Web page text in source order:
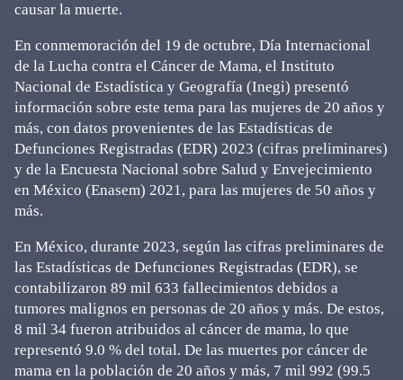
causar la muerte.
En conmemoración del 19 de octubre, Día Internacional
de la Lucha contra el Cáncer de Mama, el Instituto
Nacional de Estadística y Geografía (Inegi) presentó
información sobre este tema para las mujeres de 20 años y
más, con datos provenientes de las Estadísticas de
Defunciones Registradas (EDR) 2023 (cifras preliminares)
y de la Encuesta Nacional sobre Salud y Envejecimiento
en México (Enasem) 2021, para las mujeres de 50 años y
más.
En México, durante 2023, según las cifras preliminares de
las Estadísticas de Defunciones Registradas (EDR), se
contabilizaron 89 mil 633 fallecimientos debidos a
tumores malignos en personas de 20 años y más. De estos,
8 mil 34 fueron atribuidos al cáncer de mama, lo que
representó 9.0 % del total. De las muertes por cáncer de
mama en la población de 20 años y más, 7 mil 992 (99.5